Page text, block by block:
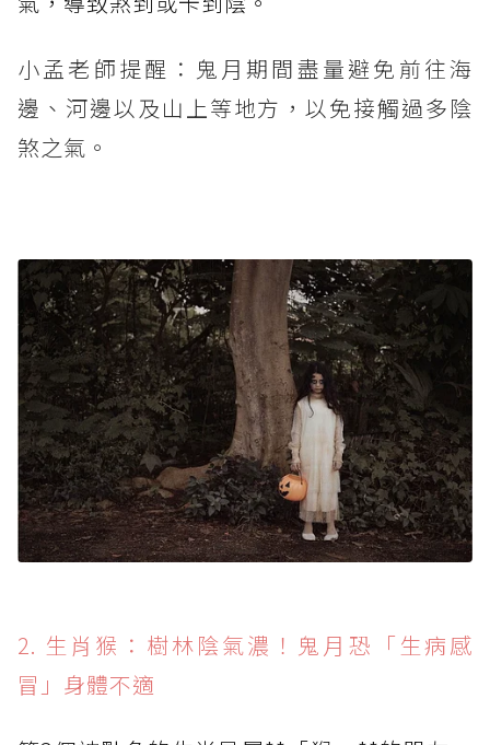
小孟老師提醒：鬼月期間盡量避免前往海
邊、河邊以及山上等地方，以免接觸過多陰
煞之氣。
2. 生肖猴：樹林陰氣濃！鬼月恐「生病感
冒」身體不適